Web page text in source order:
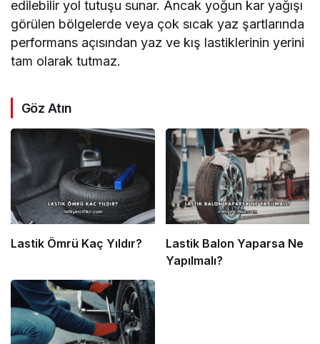
edilebilir yol tutuşu sunar. Ancak yoğun kar yağışı
görülen bölgelerde veya çok sıcak yaz şartlarında
performans açısından yaz ve kış lastiklerinin yerini
tam olarak tutmaz.
Göz Atın
Lastik Ömrü Kaç Yıldır?
Lastik Balon Yaparsa Ne
Yapılmalı?